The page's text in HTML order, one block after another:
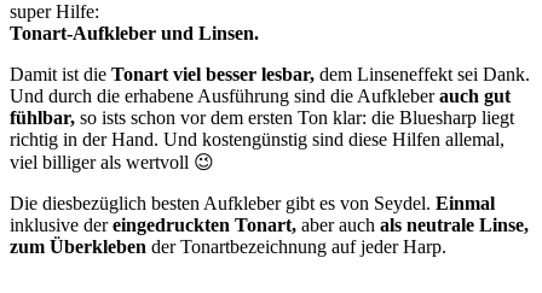
super Hilfe:
Tonart-Aufkleber und Linsen.
Damit ist die Tonart viel besser lesbar, dem Linseneffekt sei Dank.
Und durch die erhabene Ausführung sind die Aufkleberauch gut
fühlbar, so ists schon vor dem ersten Ton klar: die Bluesharp liegt
richtig in der Hand. Und kostengünstig sind diese Hilfen allemal,
viel billiger als wertvoll 😉
Die diesbezüglich besten Aufkleber gibt es von Seydel. Einmal
inklusive dereingedruckten Tonart, aber auch als neutrale Linse,
zum Überkleben der Tonartbezeichnung auf jeder Harp.